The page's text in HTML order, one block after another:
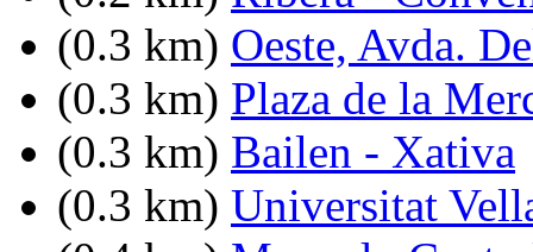
(0.3 km) Oeste, Avda.
(0.3 km) Plaza de la
(0.3 km) Bailen - Xativa
(0.3 km) Universitat